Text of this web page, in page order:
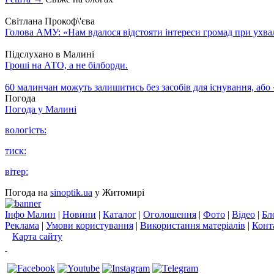
Світлана Прокоф\'єва
Голова АМУ: «Нам вдалося відстояти інтереси громад при
Підслухано в Малині
Гроші на АТО, а не білборди.
60 малинчан можуть залишитись без засобів для існування, або
Погода
Погода у Малині
вологість:
тиск:
вітер:
Погода на sinoptik.ua у Житомирі
Інфо Малин | Новини | Каталог | Оголошення | Фото | Відео |
Реклама | Умови користування | Використання матеріалів |
Карта сайту